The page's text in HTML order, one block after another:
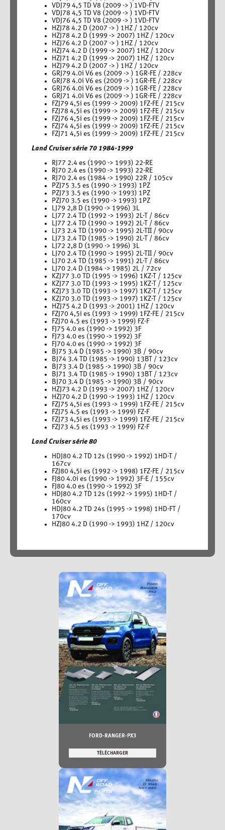
VDJ79 4,5 TD V8 (2009 -> ) 1VD-FTV
VDJ78 4,5 TD V8 (2009 -> ) 1VD-FTV
VDJ76 4,5 TD V8 (2009 -> ) 1VD-FTV
HZJ78 4.2 D (2007 -> ) 1HZ / 120cv
HZJ78 4.2 D (1999 -> 2007) 1HZ / 120cv
HZJ76 4.2 D (2007 -> ) 1HZ / 120cv
HZJ74 4.2 D (1999 -> 2007) 1HZ / 120cv
HZJ71 4.2 D (1999 -> 2007) 1HZ / 120cv
HZJ79 4.2 D (2007 -> ) 1HZ / 120cv
GRJ79 4.0i V6 es (2009 -> ) 1GR-FE / 228cv
GRJ78 4.0i V6 es (2009 -> ) 1GR-FE / 228cv
GRJ76 4.0i V6 es (2009 -> ) 1GR-FE / 228cv
GRJ71 4.0i V6 es (2009 -> ) 1GR-FE / 228cv
FZJ79 4,5i es (1999 -> 2009) 1FZ-FE / 215cv
FZJ78 4,5i es (1999 -> 2009) 1FZ-FE / 215cv
FZJ76 4,5i es (1999 -> 2009) 1FZ-FE / 215cv
FZJ74 4,5i es (1999 -> 2009) 1FZ-FE / 215cv
FZJ71 4,5i es (1999 -> 2009) 1FZ-FE / 215cv
Land Cruiser série 70 1984-1999
RJ77 2.4 es (1990 -> 1993) 22-RE
RJ70 2.4 es (1990 -> 1993) 22-RE
RJ70 2.4 es (1984 -> 1990) 22R / 105cv
PZJ75 3.5 es (1990 -> 1993) 1PZ
PZJ73 3.5 es (1990 -> 1993) 1PZ
PZJ70 3.5 es (1990 -> 1993) 1PZ
LJ79 2,8 D (1990 -> 1996) 3L
LJ77 2.4 TD (1992 -> 1993) 2L-T / 86cv
LJ77 2.4 TD (1990 -> 1992) 2L-T / 86cv
LJ73 2.4 TD (1990 -> 1995) 2L-TII / 90cv
LJ73 2.4 TD (1985 -> 1990) 2L-T / 86cv
LJ72 2,8 D (1990 -> 1996) 3L
LJ70 2.4 TD (1990 -> 1995) 2L-TII / 90cv
LJ70 2.4 TD (1985 -> 1991) 2L-T / 86cv
LJ70 2.4 D (1984 -> 1985) 2L / 72cv
KZJ77 3.0 TD (1995 -> 1996) 1KZ-T / 125cv
KZJ77 3.0 TD (1993 -> 1995) 1KZ-T / 125cv
KZJ73 3.0 TD (1993 -> 1997) 1KZ-T / 125cv
KZJ70 3.0 TD (1993 -> 1997) 1KZ-T / 125cv
HZJ75 4.2 D (1993 -> 2001) 1HZ / 120cv
FZJ70 4,5i es (1993 -> 1999) 1FZ-FE / 215cv
FZJ70 4.5 es (1993 -> 1999) FZ-F
FJ75 4.0 es (1990 -> 1992) 3F
FJ73 4.0 es (1990 -> 1992) 3F
FJ70 4.0 es (1990 -> 1992) 3F
BJ75 3.4 D (1985 -> 1990) 3B / 90cv
BJ74 3.4 TD (1985 -> 1990) 13BT / 123cv
BJ73 3.4 D (1985 -> 1990) 3B / 90cv
BJ71 3.4 TD (1985 -> 1990) 13BT / 123cv
BJ70 3.4 D (1985 -> 1990) 3B / 90cv
HZJ73 4.2 D (1993 -> 2007) 1HZ / 120cv
HZJ70 4.2 D (1990 -> 1993) 1HZ / 120cv
FZJ75 4,5i es (1993 -> 1999) 1FZ-FE / 215cv
FZJ75 4.5 es (1993 -> 1999) FZ-F
FZJ73 4,5i es (1993 -> 1999) 1FZ-FE / 215cv
FZJ73 4.5 es (1993 -> 1999) FZ-F
Land Cruiser série 80
HDJ80 4.2 TD 12s (1990 -> 1992) 1HD-T /
167cv
FZJ80 4,5i es (1992 -> 1998) 1FZ-FE / 215cv
FJ80 4.0i es (1990 -> 1992) 3F-E / 155cv
FJ80 4.0 es (1990 -> 1992) 3F
HDJ80 4.2 TD 12s (1992 -> 1995) 1HD-T /
160cv
HDJ80 4.2 TD 24s (1995 -> 1998) 1HD-FT /
170cv
HZJ80 4.2 D (1990 -> 1993) 1HZ / 120cv
FORD-RANGER-PX3
TÉLÉCHARGER